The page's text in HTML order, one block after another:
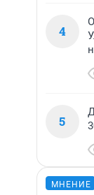
4
5
МНЕНИЕ